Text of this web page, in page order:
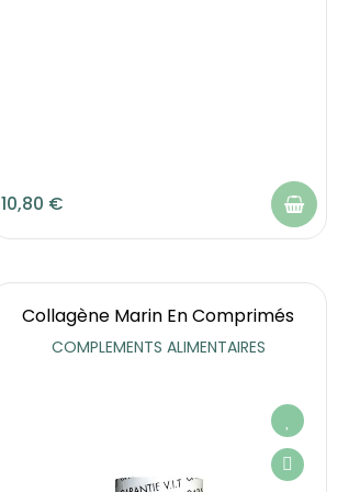
10,80 €
Collagène Marin En Comprimés
COMPLEMENTS ALIMENTAIRES